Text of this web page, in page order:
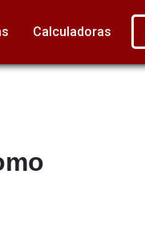
Calculadoras